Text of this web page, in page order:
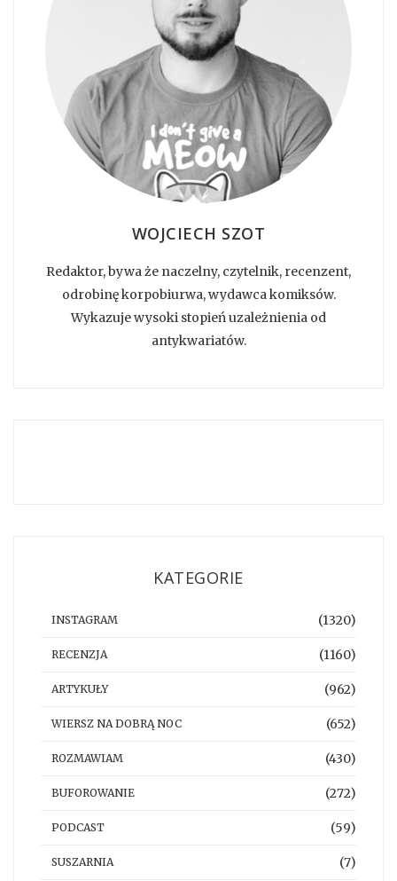
WOJCIECH SZOT
Redaktor, bywa że naczelny, czytelnik, recenzent,
odrobinę korpobiurwa, wydawca komiksów.
Wykazuje wysoki stopień uzależnienia od
antykwariatów.
KATEGORIE
INSTAGRAM (1320)
RECENZJA (1160)
ARTYKUŁY (962)
WIERSZ NA DOBRĄ NOC (652)
ROZMAWIAM (430)
BUFOROWANIE (272)
PODCAST (59)
SUSZARNIA (7)